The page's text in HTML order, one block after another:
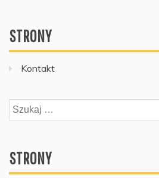
STRONY
Kontakt
Szukaj:
STRONY